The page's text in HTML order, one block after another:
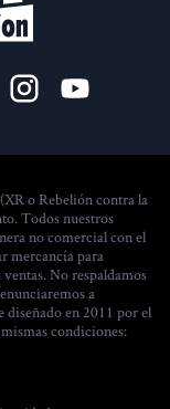
o Rebelión contra la
Todos nuestros
no comercial con el
mercancía para
No respaldamos
a
diseñado en 2011 por el
condiciones: